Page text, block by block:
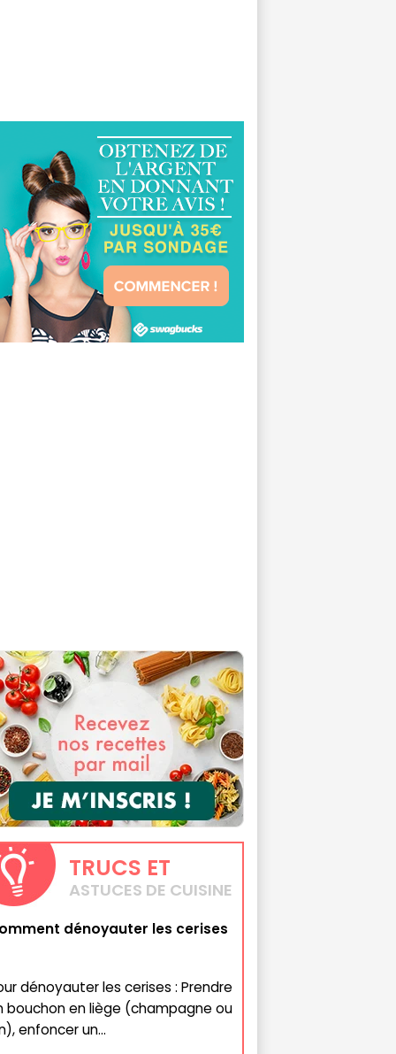
TRUCS ET
ASTUCES DE CUISINE
dénoyauter les cerises
dénoyauter les cerises : Prendre
bouchon en liège (champagne ou
enfoncer un...